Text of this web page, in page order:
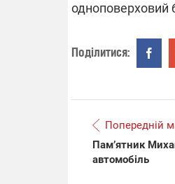
одноповерховий
Поділитися:
Попередній
Пам’ятник
автомобіль